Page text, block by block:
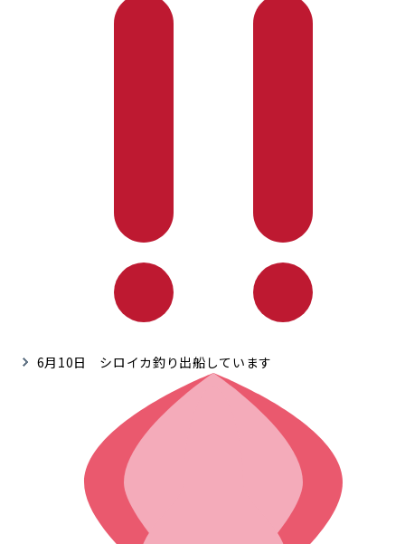
6月10日 シロイカ釣り出船しています